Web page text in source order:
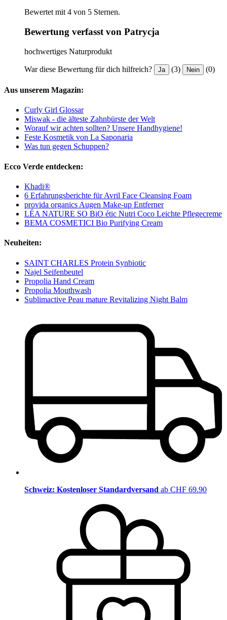
Bewertet mit 4 von 5 Sternen.
Bewertung verfasst von Patrycja
hochwertiges Naturprodukt
War diese Bewertung für dich hilfreich? Ja (3) Nein (0)
Aus unserem Magazin:
Curly Girl Glossar
Miswak - die älteste Zahnbürste der Welt
Worauf wir achten sollten? Unsere Handhygiene!
Feste Kosmetik von La Saponaria
Was tun gegen Schuppen?
Ecco Verde entdecken:
Khadi®
6 Erfahrungsberichte für Avril Face Cleansing Foam
provida organics Augen Make-up Entferner
LÉA NATURE SO BiO étic Nutri Coco Leichte Pflegecreme
BEMA COSMETICI Bio Purifying Cream
Neuheiten:
SAINT CHARLES Protein Synbiotic
Najel Seifenbeutel
Propolia Hand Cream
Propolia Mouthwash
Sublimactive Peau mature Revitalizing Night Balm
Schweiz: Kostenloser Standardversand ab CHF 69.90